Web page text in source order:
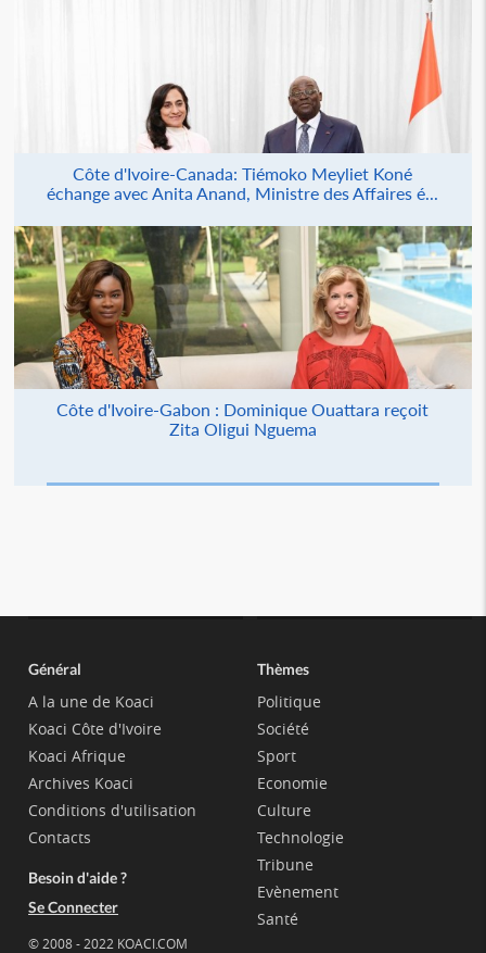
Côte d'Ivoire-Canada: Tiémoko Meyliet Koné
échange avec Anita Anand, Ministre des Affaires é...
Côte d'Ivoire-Gabon : Dominique Ouattara reçoit
Zita Oligui Nguema
Général
A la une de Koaci
Koaci Côte d'Ivoire
Koaci Afrique
Archives Koaci
Conditions d'utilisation
Contacts
Besoin d'aide ?
Se Connecter
© 2008 - 2022 KOACI.COM
Thèmes
Politique
Société
Sport
Economie
Culture
Technologie
Tribune
Evènement
Santé